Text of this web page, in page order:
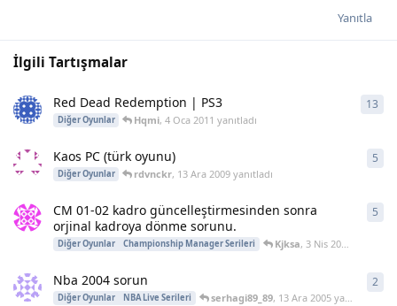
Yanıtla
İlgili Tartışmalar
Red Dead Redemption | PS3
Diğer Oyunlar Hqmi,4 Oca 2011 yanıtladı
13
Kaos PC (türk oyunu)
Diğer Oyunlar rdvnckr, 13 Ara 2009 yanıtladı
5
CM 01-02 kadro güncelleştirmesinden sonra
orjinal kadroya dönme sorunu.
Diğer Oyunlar Championship Manager Serileri Kjksa, 3 Nis 2009
5
Nba 2004 sorun
Diğer Oyunlar NBA Live Serileri serhagi89_89, 13 Ara 2005yanıtladı
2